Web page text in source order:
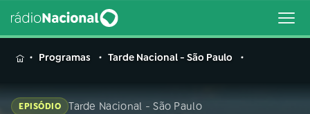
MENUProgramas Tarde Nacional - São Paulo
EPISÓDIO Tarde Nacional - São Paulo